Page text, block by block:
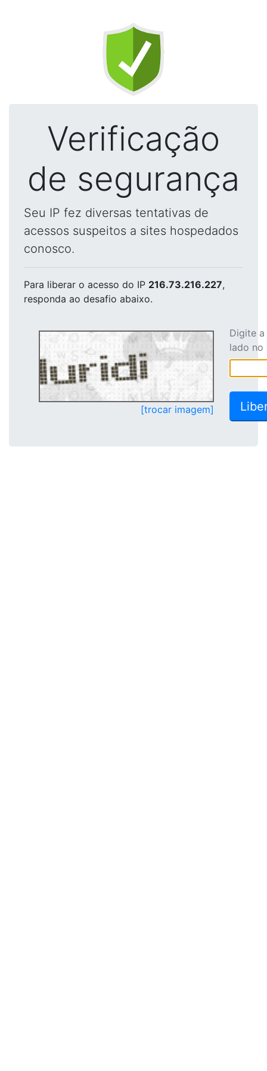
Verificação
de segurança
Seu IP fez diversas tentativas de
acessos suspeitos a sites hospedados
conosco.
Para liberar o acesso do IP 216.73.216.227,
responda ao desafio abaixo.
[trocar imagem]
Digite
lado no